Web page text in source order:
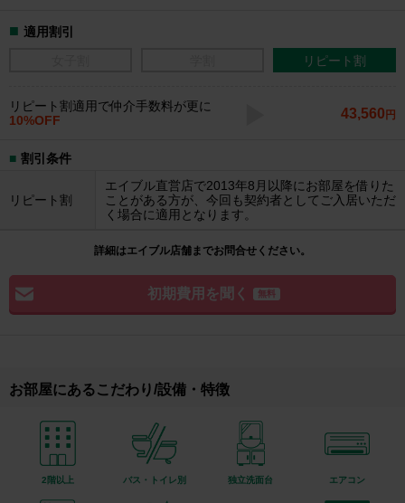
適用割引
リピート割
リピート割適用で仲介手数料が更に
10%OFF
43,560 円
割引条件
リピート割
エイブル直営店で2013年8月以降にお部屋を借りた
ことがある方が、今回も契約者としてご入居いただ
く場合に適用となります。
詳細はエイブル店舗までお問合せください。
初期費用を聞く 無料
お部屋にあるこだわり/設備・特徴
2階以上 バス・トイレ別 独立洗面台 エアコン